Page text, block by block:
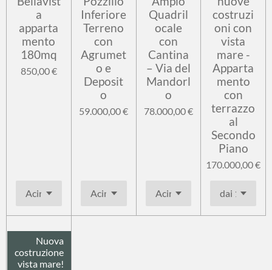
a
apparta
mento
180mq
850,00 €
Inferiore
Terreno
con
Agrumet
o e
Deposit
o
59.000,00 €
Quadril
ocale
con
Cantina
– Via del
Mandorl
o
78.000,00 €
costruzi
oni con
vista
mare -
Apparta
mento
con
terrazzo
al
Secondo
Piano
170.000,00 €
Nuova
costruzione
vista mare!